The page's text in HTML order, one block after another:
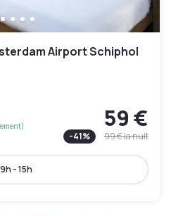
Airport Schiphol
59 €
-41% 99 €la nuit
- 15h